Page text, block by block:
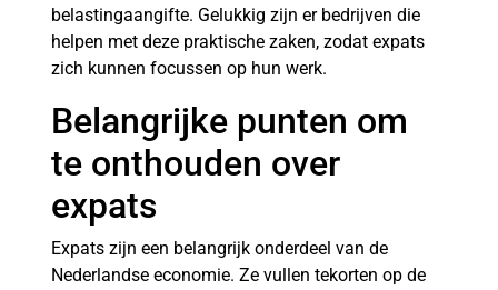
belastingaangifte. Gelukkig zijn er bedrijven die
helpen met deze praktische zaken, zodat expats
zich kunnen focussen op hun werk.
Belangrijke punten om
te onthouden over
expats
Expats zijn een belangrijk onderdeel van de
Nederlandse economie. Ze vullen tekorten op de